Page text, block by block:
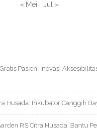
« Mei Jul »
Pasien: Inovasi
Husada: Inkubator Canggih
RS Citra Husada: Bantu